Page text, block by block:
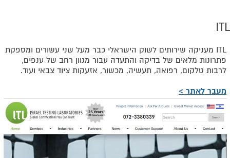
ITL
ITL מעניקה שירותים לשוק הישראלי כבר מעל שני עשורים ומספקת
פתרונות מלאים של בדיקה והתעדה עבור מגוון רחב של ענפים,
לרבות טלקום, רפואה, תעשיה, מכשור, אזעקות ציוד צבאי ועוד.
מעבר לאתר >